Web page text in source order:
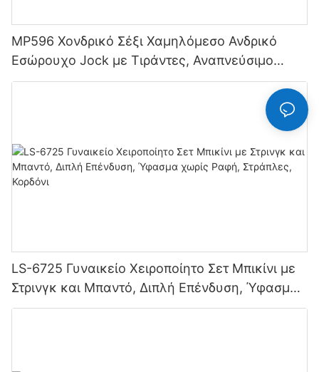
MP596 Χονδρικό Σέξι Χαμηλόμεσο Ανδρικό
Εσώρουχο Jock με Τιράντες, Αναπνεύσιμο
Πλεκτό Ύφασμα Hipster Hipster
LS-6725 Γυναικείο Χειροποίητο Σετ Μπικίνι με
Στρινγκ και Μπαντό, Διπλή Επένδυση, Ύφασμα
χωρίς Ραφή, Στράπλες, Κορδόνι